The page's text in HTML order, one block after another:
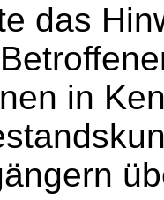
das
in